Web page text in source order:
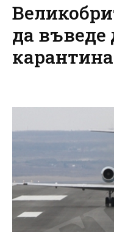
да